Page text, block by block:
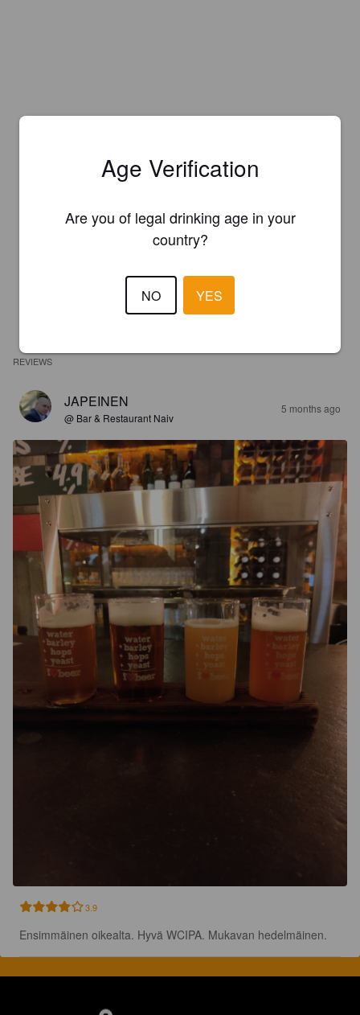
REVIEWS
JAPEINEN
@ Bar & Restaurant Naiv
5 months ago
3.9
Ensimmäinen oikealta. Hyvä WCIPA. Mukavan hedelmäinen.
Age Verification
Are you of legal drinking age in your
country?
NO YES